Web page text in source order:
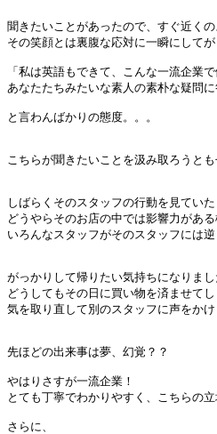
聞きたいことがあったので、すぐ近くの
その笑顔とは裏腹な応対に一瞬にしてが
「私は英語もできて、こんな一流企業で
あなたたちみたいな素人の素朴な疑問に
と言わんばかりの態度。。。
こちらが聞きたいことを汲み取ろうと
しばらくそのスタッフの行動を見ていた
どうやらそのお店の中では影響力がある
いろんなスタッフがそのスタッフには逆
がっかりして帰りたい気持ちになりまし
どうしてもその日に買い物を済ませて
気を取り直して別のスタッフに声をかけ
先ほどの出来事は夢、幻覚？？
やはりさすが一流企業！
とても丁寧でわかりやすく、こちらの
さらに、